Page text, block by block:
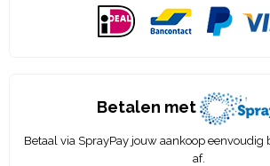
Betalen met
Betaal via SprayPay jouw aankoop
af.